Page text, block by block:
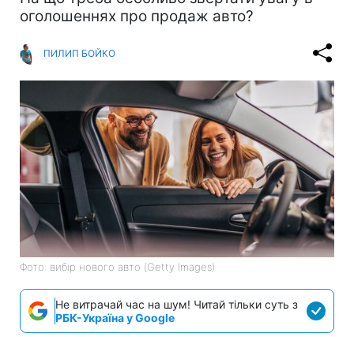
оголошеннях про продаж авто?
ПИЛИП БОЙКО
Фото: вибір нового авто (Getty Images)
Не витрачай час на шум! Читай тільки суть з
РБК-Україна у Google